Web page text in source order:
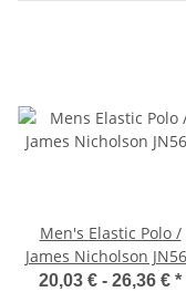
Men's Elastic Polo /
James Nicholson
20,03 € - 26,36 € *